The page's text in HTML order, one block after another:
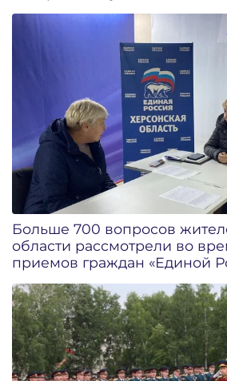
Больше 700 вопросов
области рассмотрели во
приемов граждан «Единой